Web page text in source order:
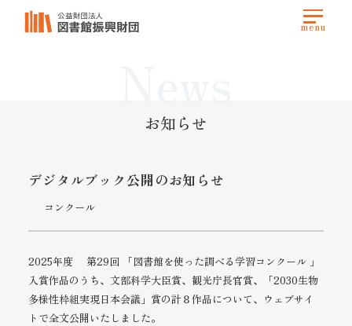
お知らせ
デジタルブック公開のお知らせ
コンクール
2025年度 第29回 「図書館を使った調べる学習コンクール 」
入賞作品のうち、文部科学大臣賞、観光庁長官賞、「2030生物
多様性枠組実現日本会議」賞の計８作品について、ウェブサイ
トで全文公開いたしました。